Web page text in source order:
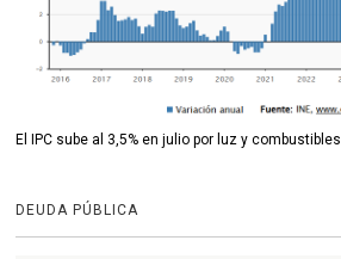
El IPC sube al 3,5% en julio por luz y combustibles
DEUDA PÚBLICA